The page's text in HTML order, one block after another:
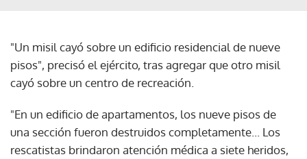
"Un misil cayó sobre un edificio residencial de nueve
pisos", precisó el ejército, tras agregar que otro misil
cayó sobre un centro de recreación.
"En un edificio de apartamentos, los nueve pisos de
una sección fueron destruidos completamente... Los
rescatistas brindaron atención médica a siete heridos,